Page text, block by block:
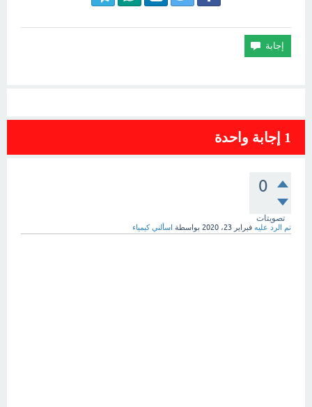
1 إجابة واحدة
0
تصويتات
تم الرد عليه فبراير 23، 2020 بواسطة اسألني كيمياء